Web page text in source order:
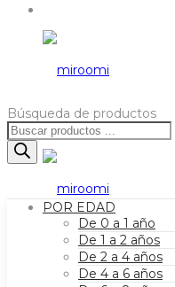
Búsqueda de productos
POR EDAD
De 0 a 1 año
De 1 a 2 años
De 2 a 4 años
De 4 a 6 años